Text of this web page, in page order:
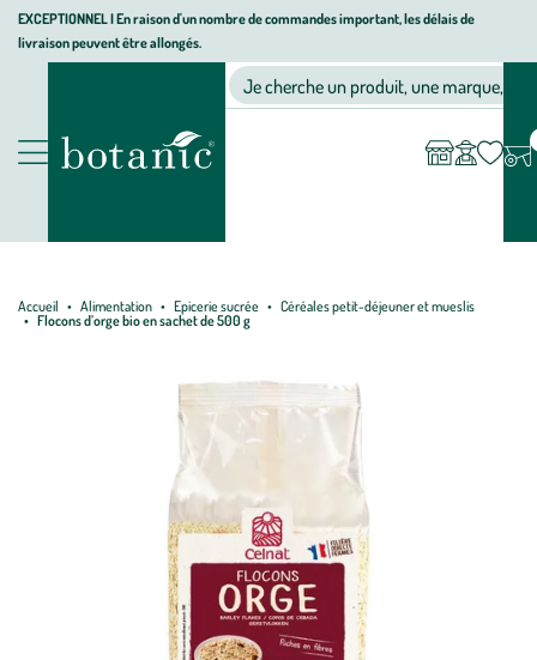
Aller
Aller
au
Aller
au
page
EXCEPTIONNEL I En raison d'un nombre de commandes important, les délais de
livraison peuvent être allongés.
Nos produits
Jardinerie écologique, animalerie, décoration, alimentation bio
Je cherche un produit, une marque, un
compte
Accueil Alimentation Epicerie sucrée
Céréales petit-déjeuner et mueslis
Flocons d’orge bio en sachet de 500 g